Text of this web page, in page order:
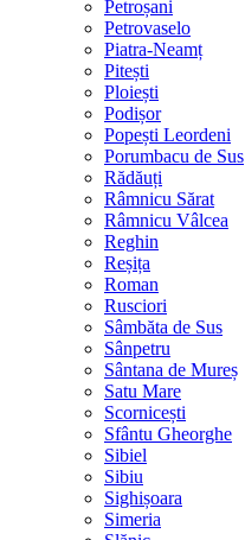
Petroșani
Petrovaselo
Piatra-Neamț
Pitești
Ploiești
Podișor
Popești Leordeni
Porumbacu de Sus
Rădăuți
Râmnicu Sărat
Râmnicu Vâlcea
Reghin
Reșița
Roman
Rusciori
Sâmbăta de Sus
Sânpetru
Sântana de Mureș
Satu Mare
Scornicești
Sfântu Gheorghe
Sibiel
Sibiu
Sighișoara
Simeria